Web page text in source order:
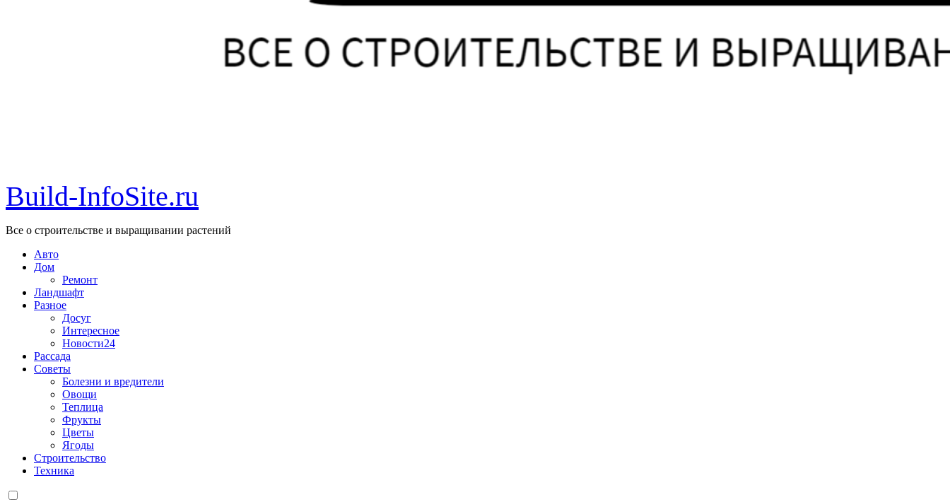
Build-InfoSite.ru
Все о строительстве и выращивании растений
Авто
Дом
Ремонт
Ландшафт
Разное
Досуг
Интересное
Новости24
Рассада
Советы
Болезни и вредители
Овощи
Теплица
Фрукты
Цветы
Ягоды
Строительство
Техника